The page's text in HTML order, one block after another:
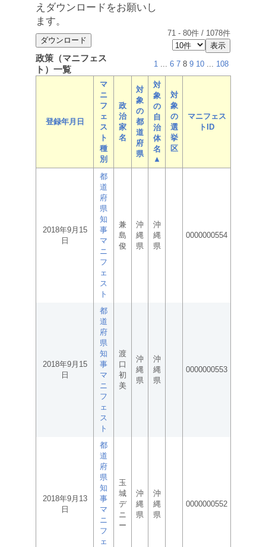
えダウンロードをお願いし
ます。
71 - 80件 / 1078件
政策（マニフェス
ト）一覧
1 ... 6 7 8 9 10 ... 108
登録年月日
マ
ニ
フ
ェ
ス
ト
種
別
政
治
家
名
対
象
の
都
道
府
県
対
象
の
自
治
体
名
▲
対
象
の
選
挙
区
マニフェス
トID
2018年9月15
日
都
道
府
県
知
事
マ
ニ
フ
ェ
ス
ト
兼
島
俊
沖
縄
県
沖
縄
県
0000000554
2018年9月15
日
都
道
府
県
知
事
マ
ニ
フ
ェ
ス
ト
渡
口
初
美
沖
縄
県
沖
縄
県
0000000553
2018年9月13
日
都
道
府
県
知
事
マ
ニ
フ
ェ
玉
城
デ
ニ
ー
沖
縄
県
沖
縄
県
0000000552